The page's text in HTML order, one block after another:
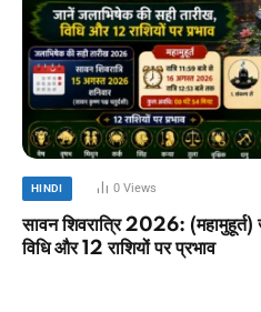
HINDI 0 Views
सावन शिवरात्रि 2026:
विधि और 12 राशियों पर प्रभाव